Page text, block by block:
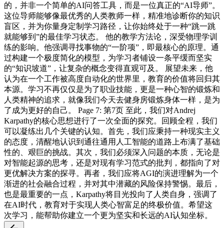
的，并非一个简单的AI问答工具，而是一位真正的“AI导师”。
这位导师能够像最优秀的人类教师一样，精准地诊断你的知识
盲区，并为你量身定制学习路径，让你始终处于一种“跳一跳
就能够到”的最佳学习状态。 他的教学方法论，深受物理学训
练的影响。他强调寻找事物的“一阶项”，即最核心的原理。通
过构建一个极度简化的模型，为学习者铺设一条平缓而坚实
的“知识坡道”，让复杂的概念变得直观可及。 展望未来，他
认为在一个工作被高度自动化的世界里，教育的价值将回归其
本源。学习不再仅仅是为了职业技能，更是一种心智的锻炼和
人类精神的追求，就像我们今天去健身房锻炼身体一样，是为
了成为更好的自己。 Page 7: 第7页 至此，我们对Andrej
Karpathy的核心思想进行了一次全面的探究。回顾全程，我们
可以凝练出几个关键的认知。首先，我们应秉持一种现实主义
的态度，清醒地认识到通往通用人工智能的道路上布满了基础
性的、艰巨的挑战。其次，我们必须深入问题的本质，无论是
对智能起源的思考，还是对现有学习范式的批判，都指向了对
更优解决方案的探寻。再者，我们应将AGI的演进理解为一个
渐进的社会融合过程，并对其中潜藏的风险保持警惕。最后，
也是最重要的一点，Karpathy将目光投向了人类自身，强调了
在AI时代，教育对于实现人类心智富足的终极价值。希望这
次学习，能帮助你建立一个更为坚实和长远的AI认知坐标。